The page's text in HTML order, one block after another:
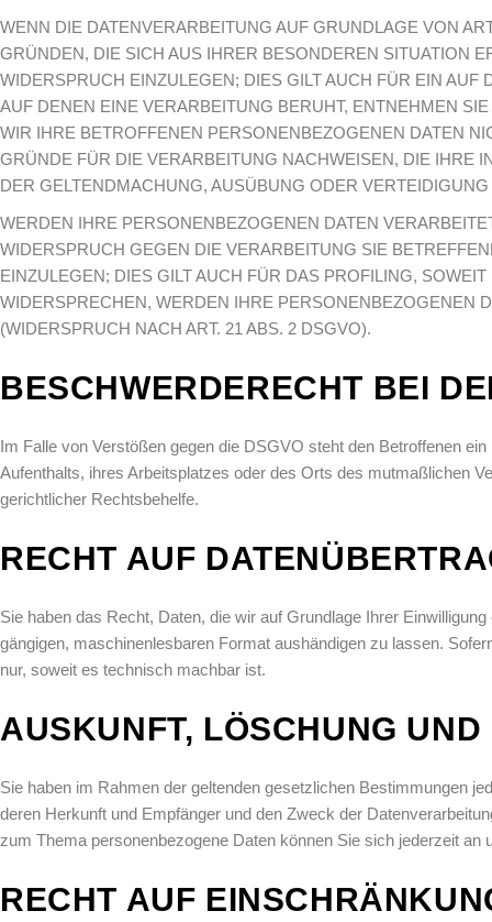
WENN DIE DATENVERARBEITUNG AUF GRUNDLAGE VON
GRÜNDEN, DIE SICH AUS IHRER BESONDEREN SITUATION
WIDERSPRUCH EINZULEGEN; DIES GILT AUCH FÜR EIN
AUF DENEN EINE VERARBEITUNG BERUHT, ENTNEHMEN
WIR IHRE BETROFFENEN PERSONENBEZOGENEN DATEN
GRÜNDE FÜR DIE VERARBEITUNG NACHWEISEN, DIE IHRE
DER GELTENDMACHUNG, AUSÜBUNG ODER
WERDEN IHRE PERSONENBEZOGENEN DATEN
WIDERSPRUCH GEGEN DIE VERARBEITUNG SIE
EINZULEGEN; DIES GILT AUCH FÜR DAS PROFILING,
WIDERSPRECHEN, WERDEN IHRE PERSONENBEZOGENEN
(WIDERSPRUCH NACH ART. 21 ABS. 2 DSGVO).
BESCHWERDE­RECHT BEI
Im Falle von Verstößen gegen die DSGVO steht den Betroffenen
Aufenthalts, ihres Arbeitsplatzes oder des Orts des mutmaßlichen
gerichtlicher Rechtsbehelfe.
RECHT AUF
Sie haben das Recht, Daten, die wir auf Grundlage Ihrer
gängigen, maschinenlesbaren Format aushändigen zu lassen.
nur, soweit es technisch machbar ist.
AUSKUNFT, LÖSCHUNG
Sie haben im Rahmen der geltenden gesetzlichen Bestimmungen
deren Herkunft und Empfänger und den Zweck der
zum Thema personenbezogene Daten können Sie sich jederzeit an
RECHT AUF